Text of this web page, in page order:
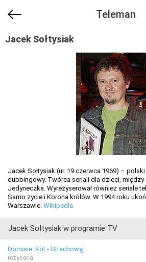
Teleman
Jacek Sołtysiak
Jacek Sołtysiak (ur. 19 czerwca 1969) –
dubbingowy. Twórca seriali dla dzieci, między
Jedyneczka. Wyreżyserował również seriale
Samo życie i Korona królów. W 1994 roku
Warszawie. Wikipedia
Jacek Sołtysiak w programie TV
Domisie: Kot - Strachowyj
reżyseria